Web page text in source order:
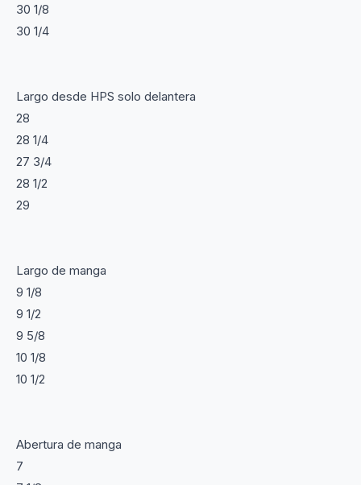
30 1/8
30 1/4
Largo desde HPS solo delantera
28
28 1/4
27 3/4
28 1/2
29
Largo de manga
9 1/8
9 1/2
9 5/8
10 1/8
10 1/2
Abertura de manga
7